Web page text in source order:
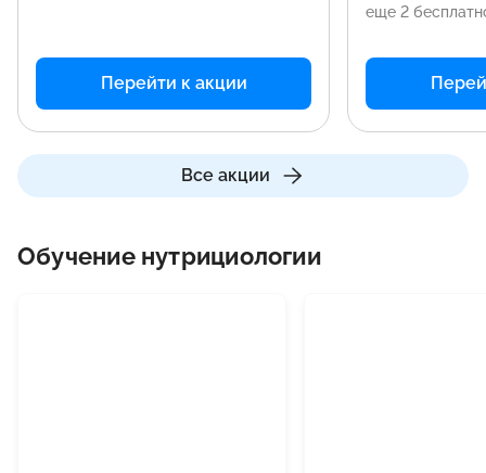
Все акции
Перейти к акции
еще 2
Обучение нутрициологии